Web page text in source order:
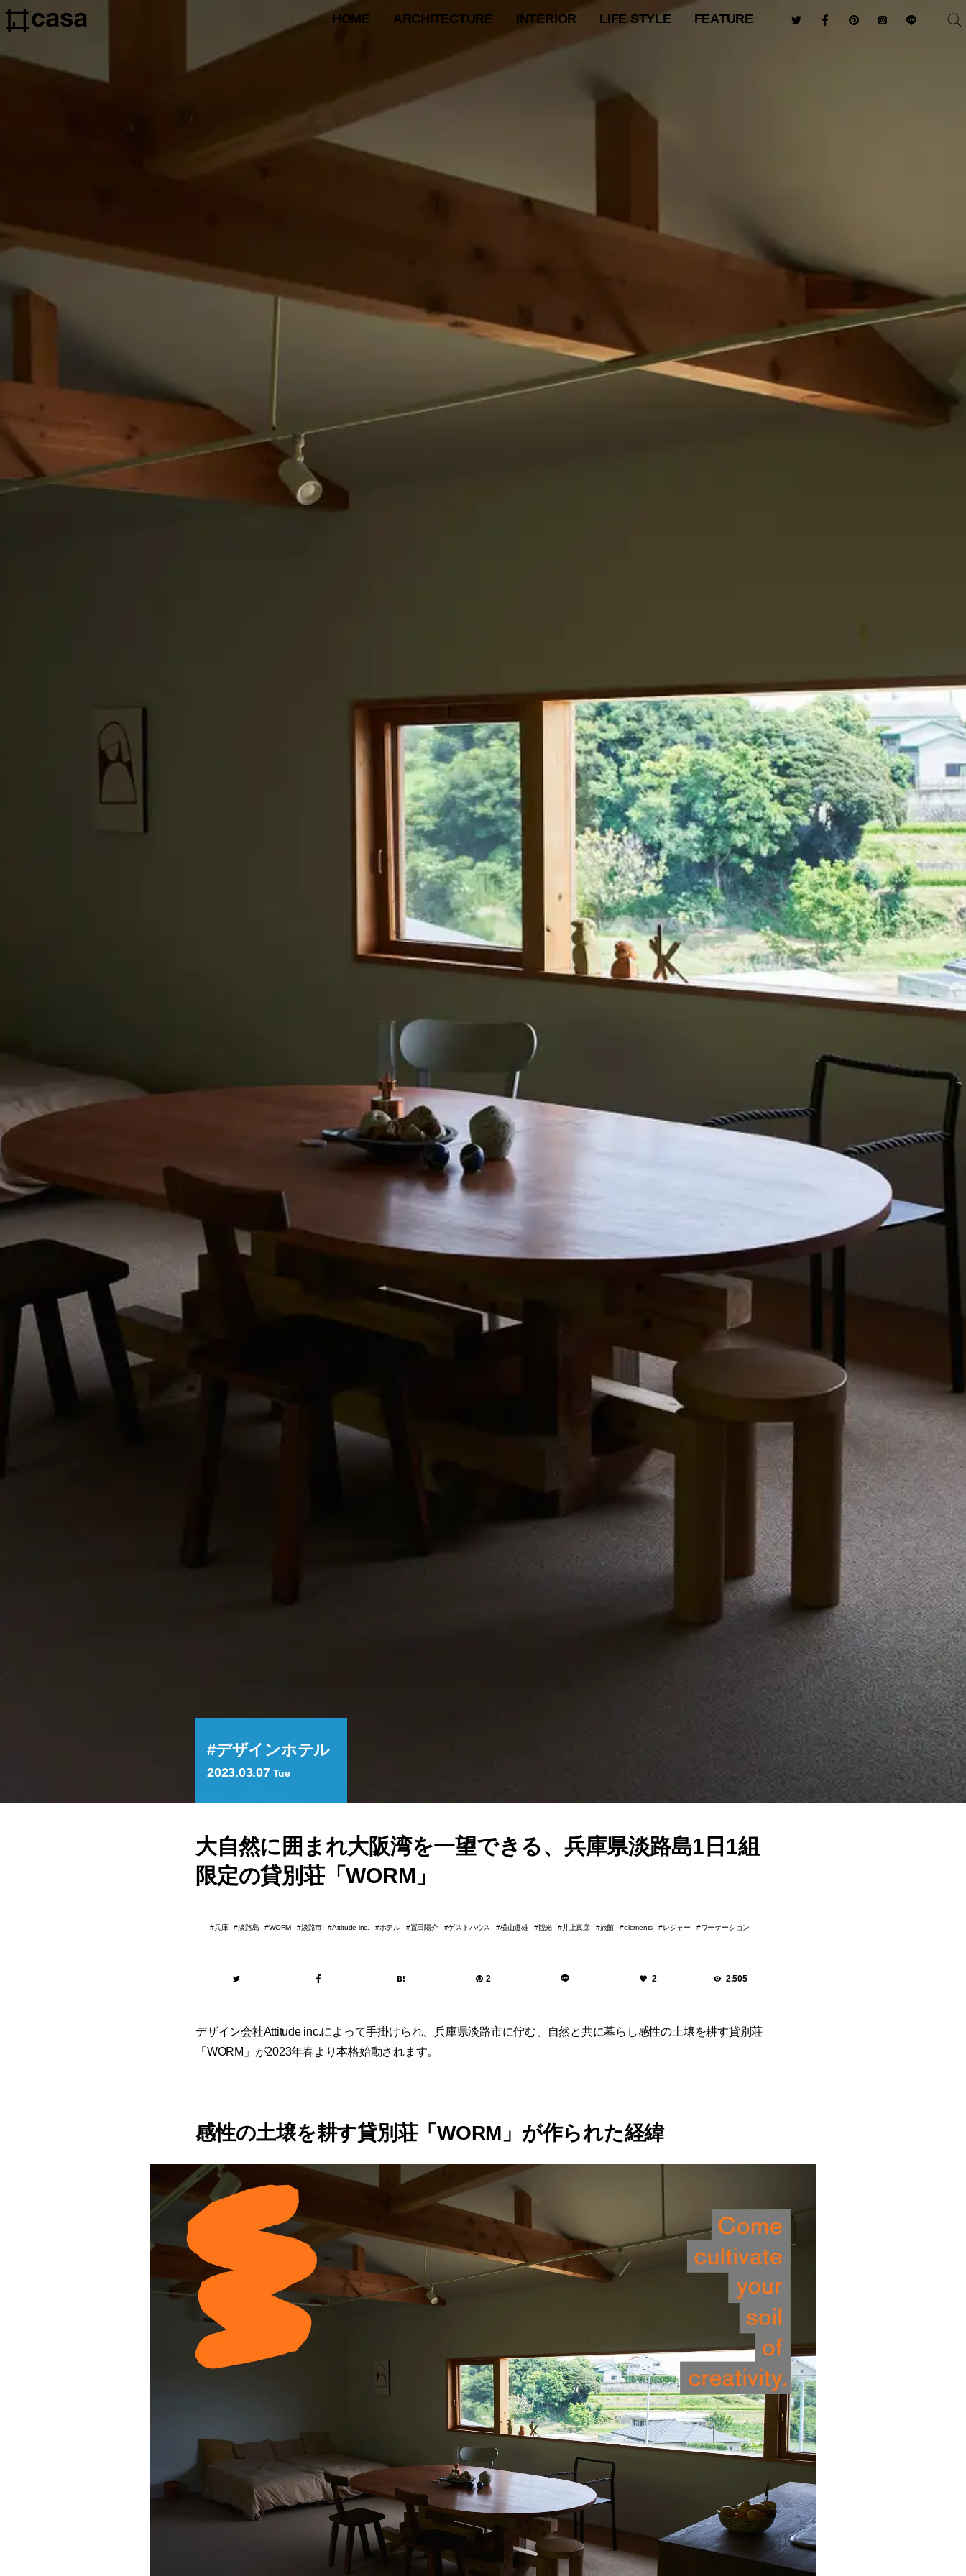
HOME ARCHITECTURE INTERIOR LIFE STYLE FEATURE
デザインホテル
2023.03.07 Tue
大自然に囲まれ大阪湾を一望できる、兵庫県淡路島1日1組
限定の貸別荘「WORM」
兵庫 淡路島 WORM 淡路市 Attitude inc. ホテル 置田陽介 ゲストハウス 横山道雄 観光 井上真彦 旅館 elements レジャー ワーケーション
2 2 2,505
デザイン会社Attitude inc.によって手掛けられ、兵庫県淡路市に佇む、自然と共に暮らし感性の土壌を耕す貸別荘
「WORM」が2023年春より本格始動されます。
感性の土壌を耕す貸別荘「WORM」が作られた経緯